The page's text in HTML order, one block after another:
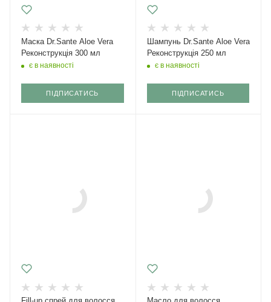
Маска Dr.Sante Aloe Vera
Реконструкція 300 мл
є в наявності
ПІДПИСАТИСЬ
Шампунь Dr.Sante Aloe Vera
Реконструкція 250 мл
є в наявності
ПІДПИСАТИСЬ